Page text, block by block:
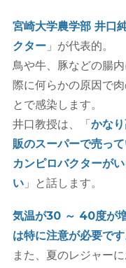
宮崎大学農学部 井口
クター」が代表的。
鳥や牛、豚などの腸
際に何らかの原因で
とで感染します。
井口教授は、「かな
販のスーパーで売っ
カンピロバクターが
い」と話します。
気温が30 ～ 40度が
は特に注意が必要です
また、夏のレジャー